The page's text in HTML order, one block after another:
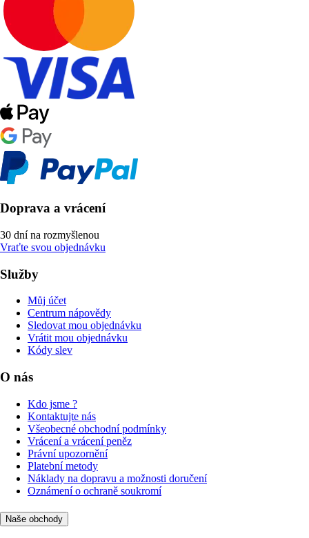
Doprava a vrácení
30 dní na rozmyšlenou
Vraťte svou objednávku
Služby
Můj účet
Centrum nápovědy
Sledovat mou objednávku
Vrátit mou objednávku
Kódy slev
O nás
Kdo jsme ?
Kontaktujte nás
Všeobecné obchodní podmínky
Vrácení a vrácení peněz
Právní upozornění
Platební metody
Náklady na dopravu a možnosti doručení
Oznámení o ochraně soukromí
Naše obchody